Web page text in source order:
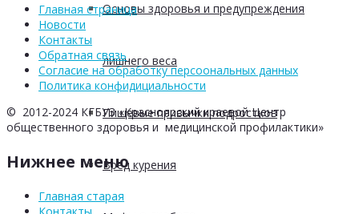
Основы здоровья и предупреждения
лишнего веса
Пищевые привычки подростков
Вред курения
Главная страница
Новости
Контакты
Обратная связь
Согласие на обработку персоональных данных
Политика конфидициальности
© 2012-2024 КГБУЗ «Красноярский краевой Центр
общественного здоровья и медицинской профилактики»
Нижнее меню
Главная старая